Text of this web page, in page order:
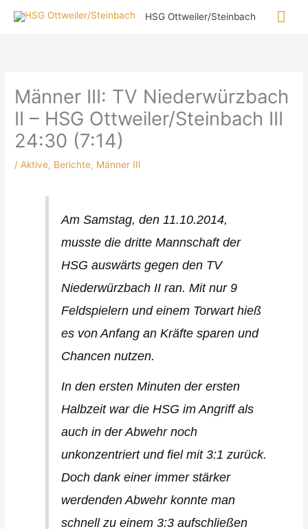
Inhalt
HSG Ottweiler/Steinbach
Männer III: TV Niederwürzbach
II – HSG Ottweiler/Steinbach III
24:30 (7:14)
/Aktive, Berichte, Männer III
Am Samstag, den 11.10.2014,
musste die dritte Mannschaft der
HSG auswärts gegen den TV
Niederwürzbach II ran. Mit nur 9
Feldspielern und einem Torwart hieß
es von Anfang an Kräfte sparen und
Chancen nutzen.
In den ersten Minuten der ersten
Halbzeit war die HSG im Angriff als
auch in der Abwehr noch
unkonzentriert und fiel mit 3:1 zurück.
Doch dank einer immer stärker
werdenden Abwehr konnte man
schnell zu einem 3:3 aufschließen